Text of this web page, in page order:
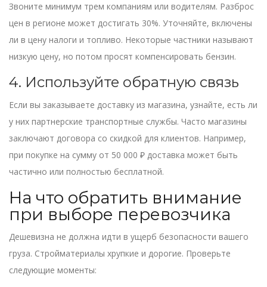
Звоните минимум трем компаниям или водителям. Разброс
цен в регионе может достигать 30%. Уточняйте, включены
ли в цену налоги и топливо. Некоторые частники называют
низкую цену, но потом просят компенсировать бензин.
4. Используйте обратную связь
Если вы заказываете доставку из магазина, узнайте, есть ли
у них партнерские транспортные службы. Часто магазины
заключают договора со скидкой для клиентов. Например,
при покупке на сумму от 50 000 ₽ доставка может быть
частично или полностью бесплатной.
На что обратить внимание
при выборе перевозчика
Дешевизна не должна идти в ущерб безопасности вашего
груза. Стройматериалы хрупкие и дорогие. Проверьте
следующие моменты: